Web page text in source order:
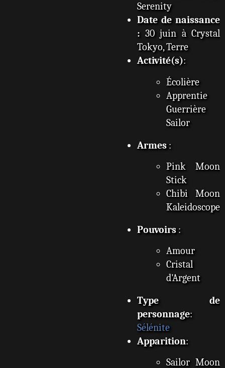
Serenity
Date de naissance
: 30 juin à Crystal
Tokyo, Terre
Activité(s):
Écolière
Apprentie
Guerrière
Sailor
Armes:
Pink Moon
Stick
Chibi Moon
Kaleidoscope
Pouvoirs :
Amour
Cristal
d'Argent
Type de
personnage:
Sélénite
Apparition:
Sailor Moon